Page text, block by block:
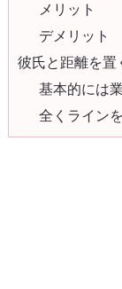
メリット
デメリット
彼氏と距離を置
基本的には
全くライン